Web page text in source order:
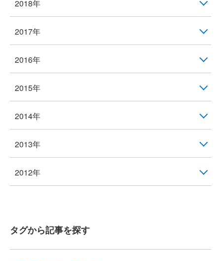
2018年
2017年
2016年
2015年
2014年
2013年
2012年
タグから記事を探す